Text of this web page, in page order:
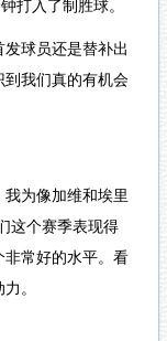
打入了制胜球。
球员还是替补出
我们真的有机会
为像加维和埃里
这个赛季表现得
常好的水平。看
。